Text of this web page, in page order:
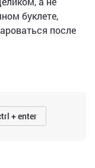
буклете,
после
+ enter